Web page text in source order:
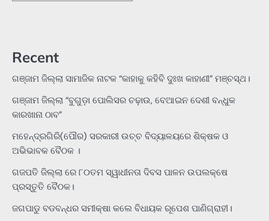
Recent
ଗଞ୍ଜାମ ଜିଲ୍ଲା ସାମାଜିକ ନାଟକ “କାହାକୁ କହିବି ଦୁଃଖ କାହାଣୀ” ମଞ୍ଚସ୍ଥ।
ଗଞ୍ଜାମ ଜିଲ୍ଲା “ବୁଗୁଡ଼ା ପୋଲିସର ଚଢ଼ାଉ, ବେଆଇନ ଦେଶୀ ବନ୍ଧୁକ
କାରଖାନା ଠାବ”
ମହେନ୍ଦ୍ରଗିରି(ପୌର) ସରକାରୀ ଉଚ୍ଚ ବିଦ୍ୟାଳୟରେ ଶିକ୍ଷକ ଓ
ଅଭିଭାବକ ବୈଠକ ।
ଗଜପତି ଜିଲ୍ଲା ରେ ୮୦ତମ ସ୍ୱାଧୀନତା ଦିବସ ପାଳନ ଉପଲକ୍ଷେ
ପ୍ରସ୍ତୁତି ବୈଠକ।
ଜଗପାଡୁ ବଡବନ୍ଧର ସମୀକ୍ଷା କଲେ ବିଧାୟକ ରୂପେଶ ପାଣିଗ୍ରାହୀ।